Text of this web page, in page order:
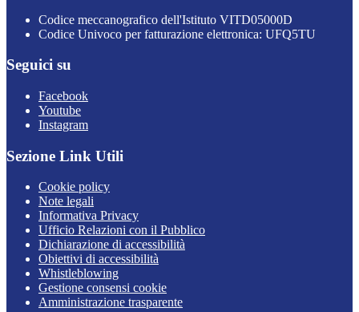
Codice meccanografico dell'Istituto VITD05000D
Codice Univoco per fatturazione elettronica: UFQ5TU
Seguici su
Facebook
Youtube
Instagram
Sezione Link Utili
Cookie policy
Note legali
Informativa Privacy
Ufficio Relazioni con il Pubblico
Dichiarazione di accessibilità
Obiettivi di accessibilità
Whistleblowing
Gestione consensi cookie
Amministrazione trasparente